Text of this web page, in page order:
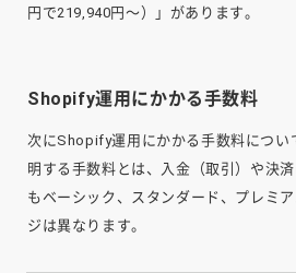
円で219,940円～）」があります。
Shopify運用にかかる手数料
次にShopify運用にかかる手数料につい
明する手数料とは、入金（取引）や決
もベーシック、スタンダード、プレミ
ジは異なります。